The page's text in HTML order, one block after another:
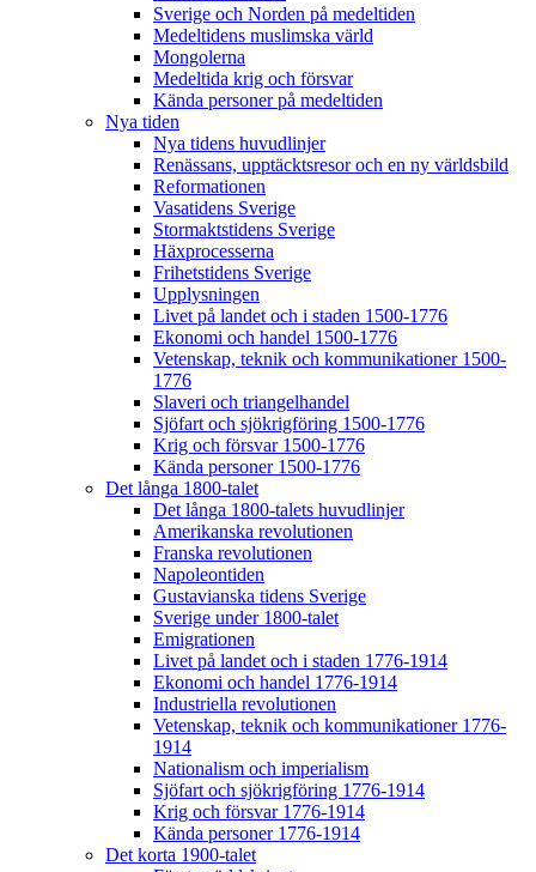
Sverige och Norden på medeltiden
Medeltidens muslimska värld
Mongolerna
Medeltida krig och försvar
Kända personer på medeltiden
Nya tiden
Nya tidens huvudlinjer
Renässans, upptäcktsresor och en ny världsbild
Reformationen
Vasatidens Sverige
Stormaktstidens Sverige
Häxprocesserna
Frihetstidens Sverige
Upplysningen
Livet på landet och i staden 1500-1776
Ekonomi och handel 1500-1776
Vetenskap, teknik och kommunikationer 1500-
1776
Slaveri och triangelhandel
Sjöfart och sjökrigföring 1500-1776
Krig och försvar 1500-1776
Kända personer 1500-1776
Det långa 1800-talet
Det långa 1800-talets huvudlinjer
Amerikanska revolutionen
Franska revolutionen
Napoleontiden
Gustavianska tidens Sverige
Sverige under 1800-talet
Emigrationen
Livet på landet och i staden 1776-1914
Ekonomi och handel 1776-1914
Industriella revolutionen
Vetenskap, teknik och kommunikationer 1776-
1914
Nationalism och imperialism
Sjöfart och sjökrigföring 1776-1914
Krig och försvar 1776-1914
Kända personer 1776-1914
Det korta 1900-talet